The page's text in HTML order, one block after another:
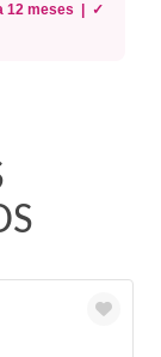
12 meses | ✓